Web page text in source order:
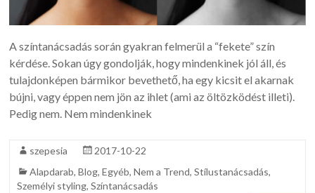
A színtanácsadás során gyakran felmerül a “fekete” szín
kérdése. Sokan úgy gondolják, hogy mindenkinek jól áll, és
tulajdonképen bármikor bevethető, ha egy kicsit el akarnak
bújni, vagy éppen nem jön az ihlet (ami az öltözködést illeti).
Pedig nem. Nem mindenkinek
szepesia
2017-10-22
Alapdarab,Blog,Egyéb,Nem a Trend,Stílustanácsadás,
Személyi styling,Színtanácsadás